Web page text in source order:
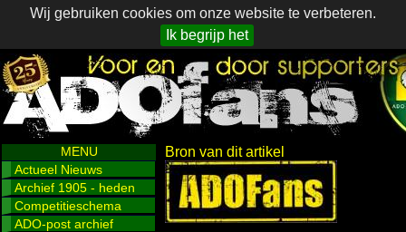
Wij gebruiken cookies om onze website te verbeteren.
Ik begrijp het
MENU
Actueel Nieuws
Archief 1905 - heden
Competitieschema
ADO-post archief
Bron van dit artikel